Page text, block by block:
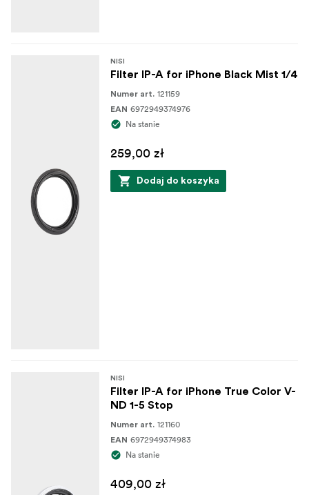
NISI
Filter IP-A for iPhone Black Mist 1/4
Numer art. 121159
EAN 6972949374976
Na stanie
259,00 zł
Dodaj do koszyka
NISI
Filter IP-A for iPhone True Color V-
ND 1-5 Stop
Numer art. 121160
EAN 6972949374983
Na stanie
409,00 zł